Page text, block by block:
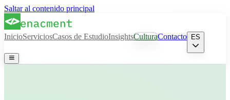
Saltar al contenido principal
InicioServiciosCasos de EstudioInsightsCulturaContacto ES